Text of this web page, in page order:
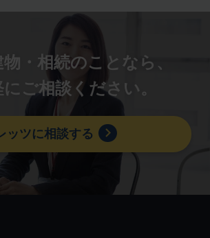
・相続のことなら、
ご相談ください。
ッツに相談する